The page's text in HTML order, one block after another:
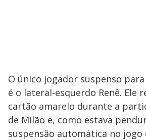
O único jogador suspenso
é o lateral-esquerdo Renê. Ele
cartão amarelo durante a
de Milão e, como estava
suspensão automática no jogo